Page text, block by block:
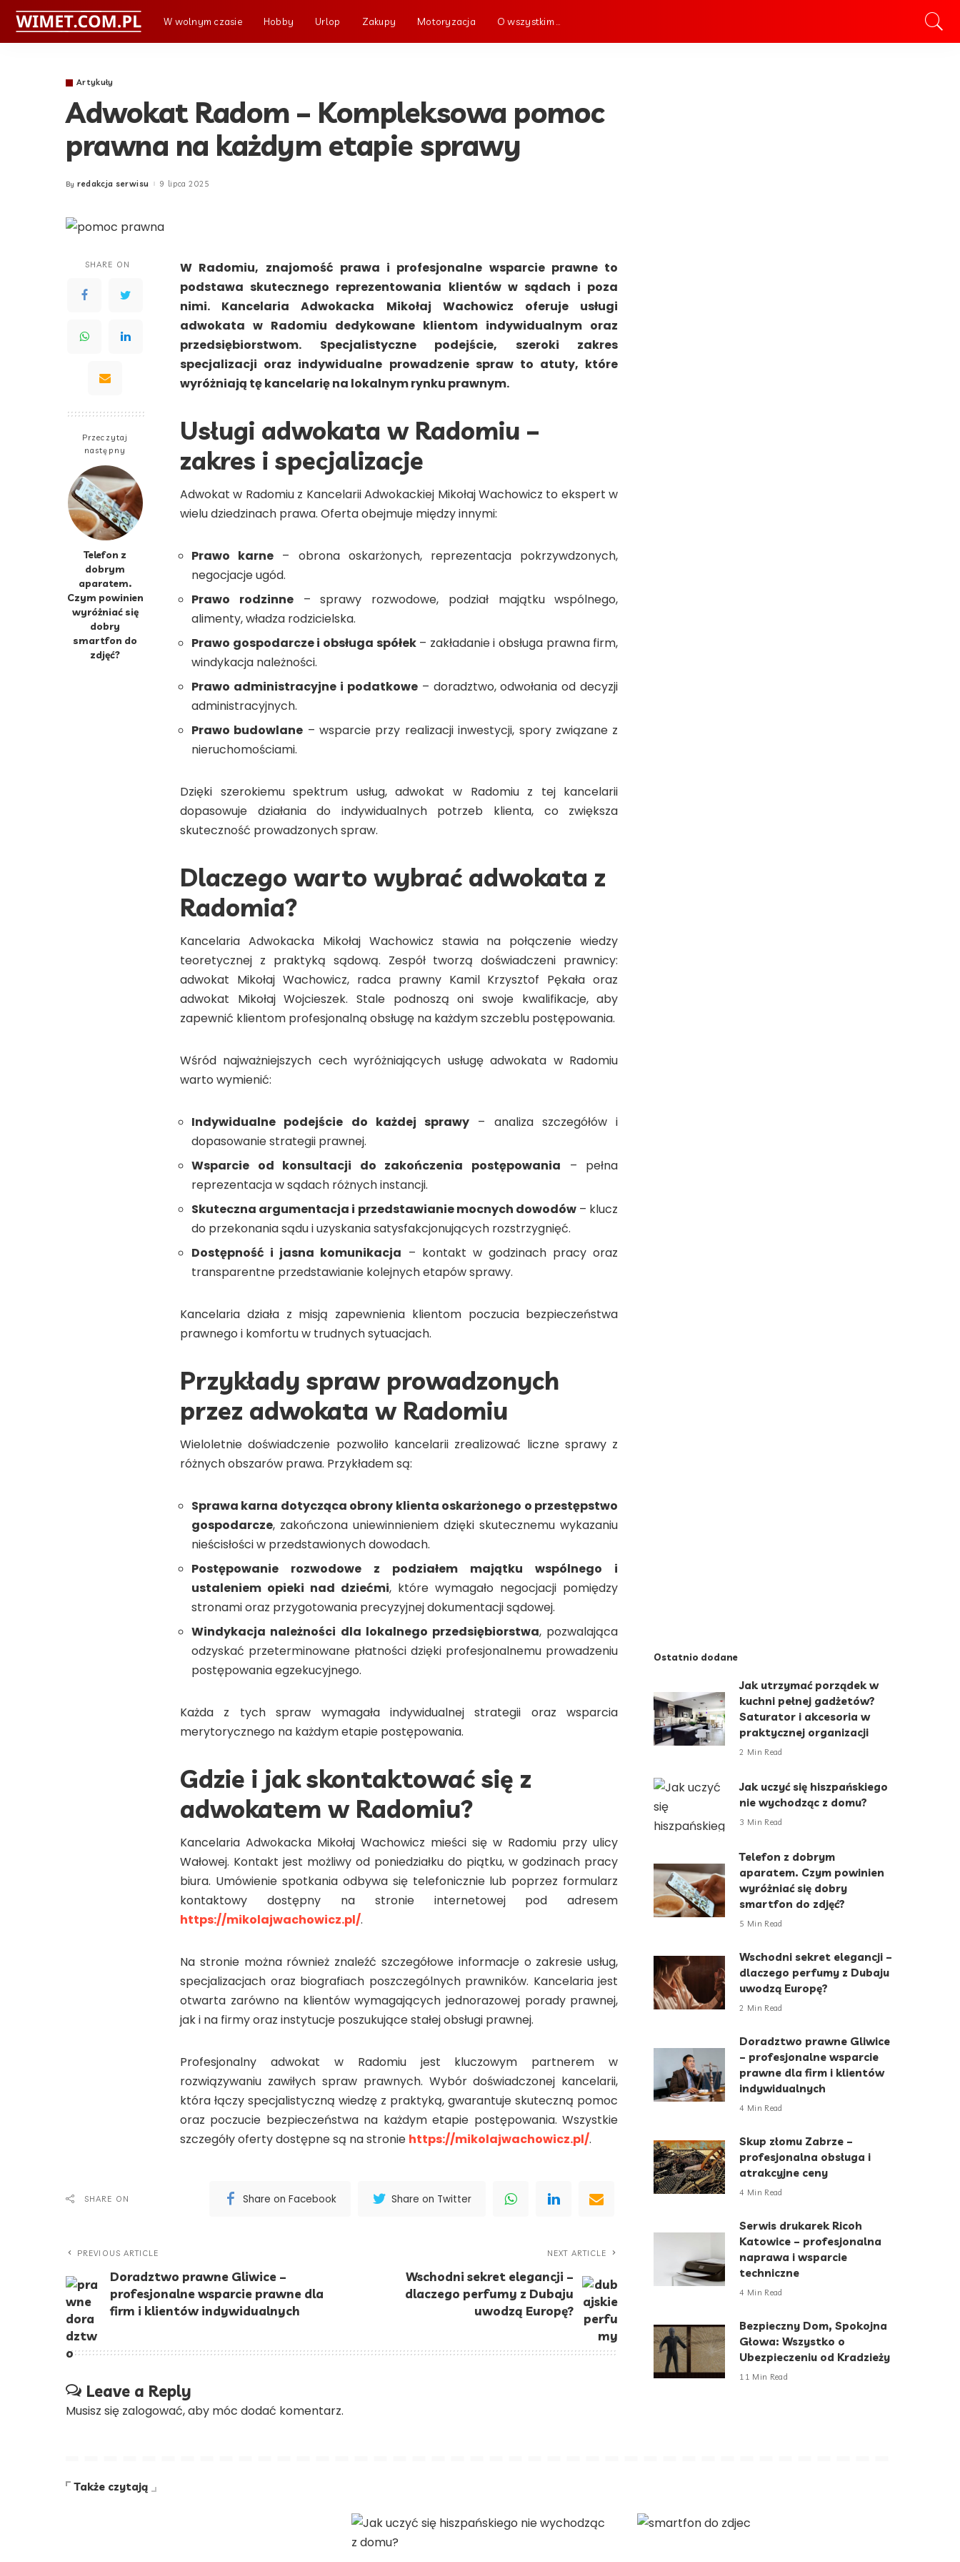
W wolnym czasie Hobby Urlop Zakupy Motoryzacja O wszystkim …
Artykuły
Adwokat Radom – Kompleksowa pomoc
prawna na każdym etapie sprawy
Posted
By redakcja serwisu 9 lipca 2025
SHARE ON
Przeczytaj
następny
Telefon z
dobrym
aparatem.
Czym powinien
wyróżniać się
dobry
smartfon do
zdjęć?
W Radomiu, znajomość prawa i profesjonalne wsparcie prawne to
podstawa skutecznego reprezentowania klientów w sądach i poza
nimi. Kancelaria Adwokacka Mikołaj Wachowicz oferuje usługi
adwokata w Radomiu dedykowane klientom indywidualnym oraz
przedsiębiorstwom. Specjalistyczne podejście, szeroki zakres
specjalizacji oraz indywidualne prowadzenie spraw to atuty, które
wyróżniają tę kancelarię na lokalnym rynku prawnym.
Usługi adwokata w Radomiu –
zakres i specjalizacje
Adwokat w Radomiu z Kancelarii Adwokackiej Mikołaj Wachowicz to ekspert w
wielu dziedzinach prawa. Oferta obejmuje między innymi:
Prawo karne – obrona oskarżonych, reprezentacja pokrzywdzonych,
negocjacje ugód.
Prawo rodzinne– sprawy rozwodowe, podział majątku wspólnego,
alimenty, władza rodzicielska.
Prawo gospodarcze i obsługa spółek– zakładanie i obsługa prawna firm,
windykacja należności.
Prawo administracyjne i podatkowe– doradztwo, odwołania od decyzji
administracyjnych.
Prawo budowlane – wsparcie przy realizacji inwestycji, spory związane z
nieruchomościami.
Dzięki szerokiemu spektrum usług, adwokat w Radomiu z tej kancelarii
dopasowuje działania do indywidualnych potrzeb klienta, co zwiększa
skuteczność prowadzonych spraw.
Dlaczego warto wybrać adwokata z
Radomia?
Kancelaria Adwokacka Mikołaj Wachowicz stawia na połączenie wiedzy
teoretycznej z praktyką sądową. Zespół tworzą doświadczeni prawnicy:
adwokat Mikołaj Wachowicz, radca prawny Kamil Krzysztof Pękała oraz
adwokat Mikołaj Wojcieszek. Stale podnoszą oni swoje kwalifikacje, aby
zapewnić klientom profesjonalną obsługę na każdym szczeblu postępowania.
Wśród najważniejszych cech wyróżniających usługę adwokata w Radomiu
warto wymienić:
Indywidualne podejście do każdej sprawy – analiza szczegółów i
dopasowanie strategii prawnej.
Wsparcie od konsultacji do zakończenia postępowania – pełna
reprezentacja w sądach różnych instancji.
Skuteczna argumentacja i przedstawianie mocnych dowodów– klucz
do przekonania sądu i uzyskania satysfakcjonujących rozstrzygnięć.
Dostępność i jasna komunikacja – kontakt w godzinach pracy oraz
transparentne przedstawianie kolejnych etapów sprawy.
Kancelaria działa z misją zapewnienia klientom poczucia bezpieczeństwa
prawnego i komfortu w trudnych sytuacjach.
Przykłady spraw prowadzonych
przez adwokata w Radomiu
Wieloletnie doświadczenie pozwoliło kancelarii zrealizować liczne sprawy z
różnych obszarów prawa. Przykładem są:
Sprawa karna dotycząca obrony klienta oskarżonego o przestępstwo
gospodarcze, zakończona uniewinnieniem dzięki skutecznemu wykazaniu
nieścisłości w przedstawionych dowodach.
Postępowanie rozwodowe z podziałem majątku wspólnego i
ustaleniem opieki nad dziećmi, które wymagało negocjacji pomiędzy
stronami oraz przygotowania precyzyjnej dokumentacji sądowej.
Windykacja należności dla lokalnego przedsiębiorstwa, pozwalająca
odzyskać przeterminowane płatności dzięki profesjonalnemu prowadzeniu
postępowania egzekucyjnego.
Każda z tych spraw wymagała indywidualnej strategii oraz wsparcia
merytorycznego na każdym etapie postępowania.
Gdzie i jak skontaktować się z
adwokatem w Radomiu?
Kancelaria Adwokacka Mikołaj Wachowicz mieści się w Radomiu przy ulicy
Wałowej. Kontakt jest możliwy od poniedziałku do piątku, w godzinach pracy
biura. Umówienie spotkania odbywa się telefonicznie lub poprzez formularz
kontaktowy dostępny na stronie internetowej pod adresem
https://mikolajwachowicz.pl/.
Na stronie można również znaleźć szczegółowe informacje o zakresie usług,
specjalizacjach oraz biografiach poszczególnych prawników. Kancelaria jest
otwarta zarówno na klientów wymagających jednorazowej porady prawnej,
jak i na firmy oraz instytucje poszukujące stałej obsługi prawnej.
Profesjonalny adwokat w Radomiu jest kluczowym partnerem w
rozwiązywaniu zawiłych spraw prawnych. Wybór doświadczonej kancelarii,
która łączy specjalistyczną wiedzę z praktyką, gwarantuje skuteczną pomoc
oraz poczucie bezpieczeństwa na każdym etapie postępowania. Wszystkie
szczegóły oferty dostępne są na stronie https://mikolajwachowicz.pl/.
SHARE ON Share on Facebook Share on Twitter
PREVIOUS ARTICLE
Doradztwo prawne Gliwice –
profesjonalne wsparcie prawne dla
firm i klientów indywidualnych
NEXT ARTICLE
Wschodni sekret elegancji –
dlaczego perfumy z Dubaju
uwodzą Europę?
Leave a Reply
Musisz się zalogować, aby móc dodać komentarz.
Ostatnio dodane
Jak utrzymać porządek w
kuchni pełnej gadżetów?
Saturator i akcesoria w
praktycznej organizacji
2 Min Read
Jak uczyć się hiszpańskiego
nie wychodząc z domu?
3 Min Read
Telefon z dobrym
aparatem. Czym powinien
wyróżniać się dobry
smartfon do zdjęć?
5 Min Read
Wschodni sekret elegancji –
dlaczego perfumy z Dubaju
uwodzą Europę?
2 Min Read
Doradztwo prawne Gliwice
– profesjonalne wsparcie
prawne dla firm i klientów
indywidualnych
4 Min Read
Skup złomu Zabrze –
profesjonalna obsługa i
atrakcyjne ceny
4 Min Read
Serwis drukarek Ricoh
Katowice – profesjonalna
naprawa i wsparcie
techniczne
4 Min Read
Bezpieczny Dom, Spokojna
Głowa: Wszystko o
Ubezpieczeniu od Kradzieży
11 Min Read
Także czytają